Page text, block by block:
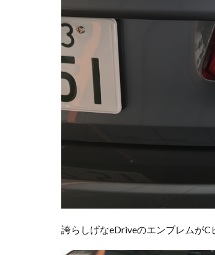
誇らしげなeDriveのエンブレムがC